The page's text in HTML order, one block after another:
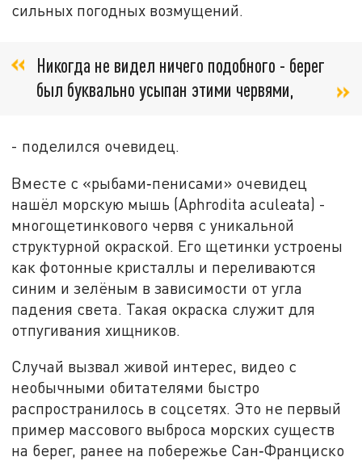
сильных погодных возмущений.
Никогда не видел ничего подобного - берег
был буквально усыпан этими червями,
- поделился очевидец.
Вместе с «рыбами‑пенисами» очевидец
нашёл морскую мышь (Aphrodita aculeata) -
многощетинкового червя с уникальной
структурной окраской. Его щетинки устроены
как фотонные кристаллы и переливаются
синим и зелёным в зависимости от угла
падения света. Такая окраска служит для
отпугивания хищников.
Случай вызвал живой интерес, видео с
необычными обитателями быстро
распространилось в соцсетях. Это не первый
пример массового выброса морских существ
на берег, ранее на побережье Сан‑Франциско